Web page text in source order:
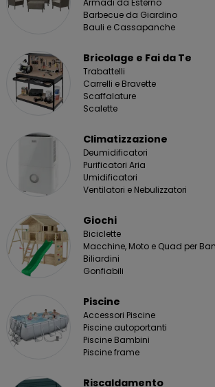
Armadi da Esterno
Barbecue da Giardino
Bauli e Cassapanche
Bricolage e Fai da Te
Trabattelli
Carrelli e Bravette
Scaffalature
Scalette
Climatizzazione
Deumidificatori
Purificatori Aria
Umidificatori
Ventilatori e Nebulizzatori
Giochi
Biciclette
Macchine, Moto e Quad per
Biliardini
Gonfiabili
Piscine
Accessori Piscine
Piscine autoportanti
Piscine Bambini
Piscine frame
Riscaldamento